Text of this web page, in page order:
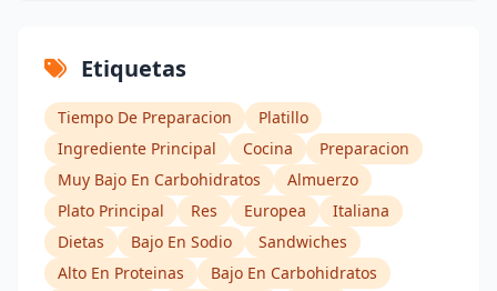
Etiquetas
Tiempo De Preparacion
Platillo
Ingrediente Principal
Cocina
Preparacion
Muy Bajo En Carbohidratos
Almuerzo
Plato Principal
Res Europea
Italiana
Dietas
Bajo En Sodio
Sandwiches
Alto En Proteinas
Bajo En Carbohidratos